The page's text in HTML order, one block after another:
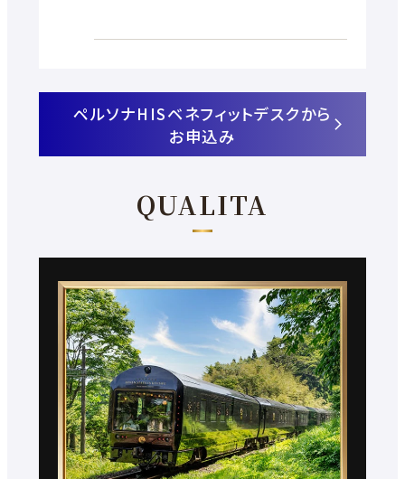
外
部
イ
ト
ウ
イ
ン
ド
ウ
で
開
き
ま
ペルソナHISベネフィットデスクから
お申込み
QUALITA
外
部
サ
イ
ト
を
別